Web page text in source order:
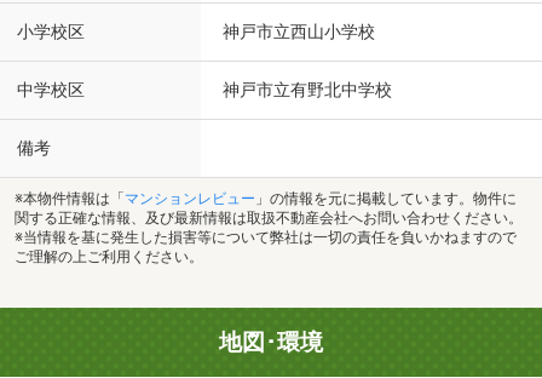
小学校区 神戸市立西山小学校
中学校区 神戸市立有野北中学校
備考
※本物件情報は「 マンションレビュー 」の情報を元に掲載しています。物件に
関する正確な情報、及び最新情報は取扱不動産会社へお問い合わせください。
※当情報を基に発生した損害等について弊社は一切の責任を負いかねますので
ご理解の上ご利用ください。
地図･環境